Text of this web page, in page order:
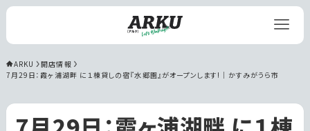
ARKU
開店情報
7月29日：霞ヶ浦湖畔 に１棟貸しの宿『水郷園』がオープンします!｜かすみがうら市